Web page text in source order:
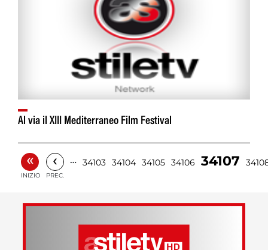
Al via il XIII Mediterraneo Film Festival
«
INIZIO
‹
PREC.
… 34103 34104 34105 34106 34107